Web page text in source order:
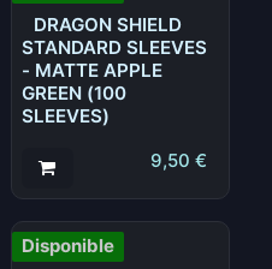
DRAGON SHIELD
STANDARD SLEEVES
- MATTE APPLE
GREEN (100
SLEEVES)
9,50 €
Disponible